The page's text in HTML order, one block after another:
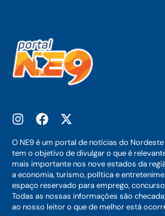
O NE9 é um portal de notícias do
tem o objetivo de divulgar o que é
mais importante nos nove estados da
a economia, turismo, política e
espaço reservado para emprego,
Todas as nossas informações são
ao nosso leitor o que de melhor está